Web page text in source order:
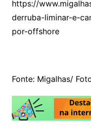
https://
derruba-liminar-e-
por-offshore
Fonte: Migalhas/